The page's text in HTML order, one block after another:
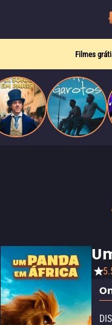
Filmes